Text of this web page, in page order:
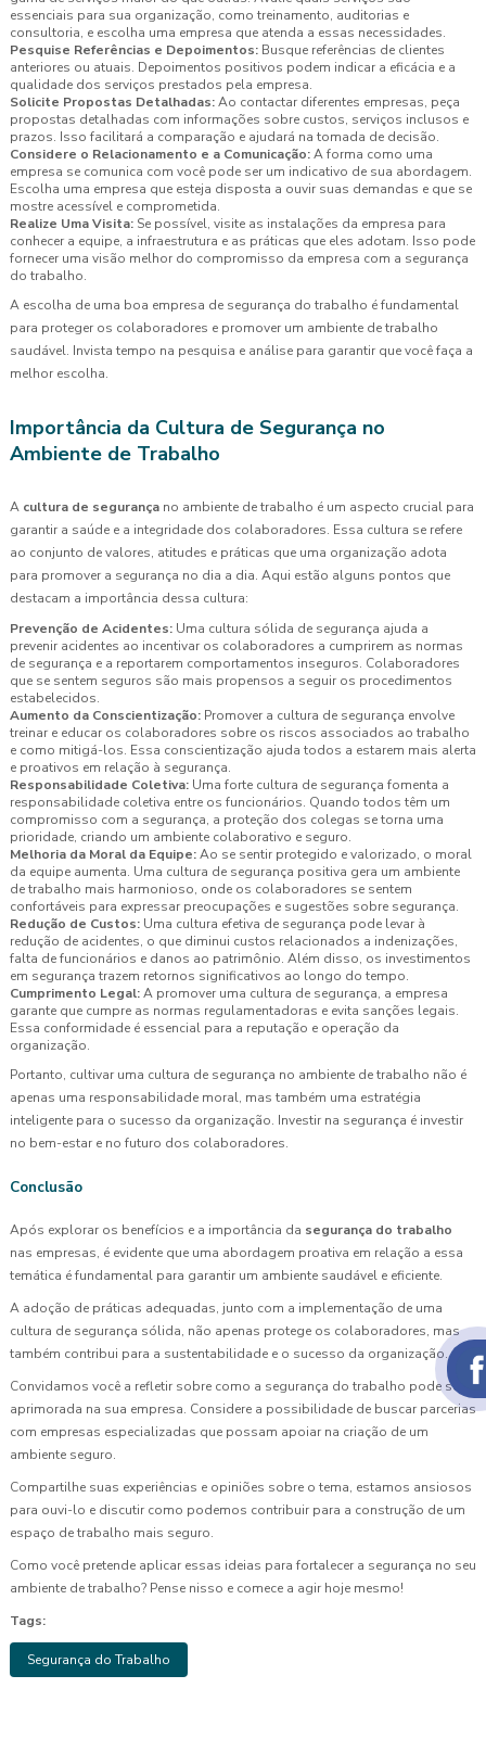
essenciais para sua organização, como treinamento, auditorias e
consultoria, e escolha uma empresa que atenda a essas necessidades.
Pesquise Referências e Depoimentos: Busque referências de clientes
anteriores ou atuais. Depoimentos positivos podem indicar a eficácia e a
qualidade dos serviços prestados pela empresa.
Solicite Propostas Detalhadas:Ao contactar diferentes empresas, peça
propostas detalhadas com informações sobre custos, serviços inclusos e
prazos. Isso facilitará a comparação e ajudará na tomada de decisão.
Considere o Relacionamento e a Comunicação:A forma como uma
empresa se comunica com você pode ser um indicativo de sua abordagem.
Escolha uma empresa que esteja disposta a ouvir suas demandas e que se
mostre acessível e comprometida.
Realize Uma Visita: Se possível, visite as instalações da empresa para
conhecer a equipe, a infraestrutura e as práticas que eles adotam. Isso pode
fornecer uma visão melhor do compromisso da empresa com a segurança
do trabalho.
A escolha de uma boa empresa de segurança do trabalho é fundamental
para proteger os colaboradores e promover um ambiente de trabalho
saudável. Invista tempo na pesquisa e análise para garantir que você faça a
melhor escolha.
Importância da Cultura de Segurança no
Ambiente de Trabalho
A cultura de segurança no ambiente de trabalho é um aspecto crucial para
garantir a saúde e a integridade dos colaboradores. Essa cultura se refere
ao conjunto de valores, atitudes e práticas que uma organização adota
para promover a segurança no dia a dia. Aqui estão alguns pontos que
destacam a importância dessa cultura:
Prevenção de Acidentes: Uma cultura sólida de segurança ajuda a
prevenir acidentes ao incentivar os colaboradores a cumprirem as normas
de segurança e a reportarem comportamentos inseguros. Colaboradores
que se sentem seguros são mais propensos a seguir os procedimentos
estabelecidos.
Aumento da Conscientização: Promover a cultura de segurança envolve
treinar e educar os colaboradores sobre os riscos associados ao trabalho
e como mitigá-los. Essa conscientização ajuda todos a estarem mais alerta
e proativos em relação à segurança.
Responsabilidade Coletiva: Uma forte cultura de segurança fomenta a
responsabilidade coletiva entre os funcionários. Quando todos têm um
compromisso com a segurança, a proteção dos colegas se torna uma
prioridade, criando um ambiente colaborativo e seguro.
Melhoria da Moral da Equipe:Ao se sentir protegido e valorizado, o moral
da equipe aumenta. Uma cultura de segurança positiva gera um ambiente
de trabalho mais harmonioso, onde os colaboradores se sentem
confortáveis para expressar preocupações e sugestões sobre segurança.
Redução de Custos: Uma cultura efetiva de segurança pode levar à
redução de acidentes, o que diminui custos relacionados a indenizações,
falta de funcionários e danos ao patrimônio. Além disso, os investimentos
em segurança trazem retornos significativos ao longo do tempo.
Cumprimento Legal:A promover uma cultura de segurança, a empresa
garante que cumpre as normas regulamentadoras e evita sanções legais.
Essa conformidade é essencial para a reputação e operação da
organização.
Portanto, cultivar uma cultura de segurança no ambiente de trabalho não é
apenas uma responsabilidade moral, mas também uma estratégia
inteligente para o sucesso da organização. Investir na segurança é investir
no bem-estar e no futuro dos colaboradores.
Conclusão
Após explorar os benefícios e a importância da segurança do trabalho
nas empresas, é evidente que uma abordagem proativa em relação a essa
temática é fundamental para garantir um ambiente saudável e eficiente.
A adoção de práticas adequadas, junto com a implementação de uma
cultura de segurança sólida, não apenas protege os colaboradores, mas
também contribui para a sustentabilidade e o sucesso da organização.
Convidamos você a refletir sobre como a segurança do trabalho pode ser
aprimorada na sua empresa. Considere a possibilidade de buscar parcerias
com empresas especializadas que possam apoiar na criação de um
ambiente seguro.
Compartilhe suas experiências e opiniões sobre o tema, estamos ansiosos
para ouvi-lo e discutir como podemos contribuir para a construção de um
espaço de trabalho mais seguro.
Como você pretende aplicar essas ideias para fortalecer a segurança no seu
ambiente de trabalho? Pense nisso e comece a agir hoje mesmo!
Tags:
Segurança do Trabalho